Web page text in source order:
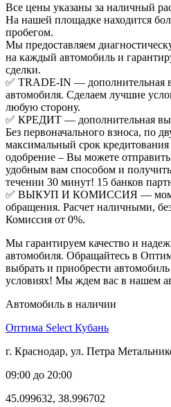
Все цены указаны за наличный
На нашей площадке находится
пробегом.
Мы предоставляем
на каждый автомобиль и
сделки.
✅ TRADE-IN — дополнительная
автомобиля. Сделаем лучшие
любую сторону.
✅ КРЕДИТ — дополнительная
Без первоначального взноса, по
максимальный срок
одобрение – Вы можете
удобным вам способом и
течении 30 минут! 15 банков
✅ ВЫКУП И КОМИССИЯ —
обращения. Расчет наличными,
Комиссия от 0%.
Мы гарантируем качество и
автомобиля. Обращайтесь в
выбрать и приобрести
условиях! Мы ждем вас в нашем
Автомобиль в наличии
Оптима Select Кубань
г. Краснодар, ул. Петра
09:00 до 20:00
45.099632, 38.996702